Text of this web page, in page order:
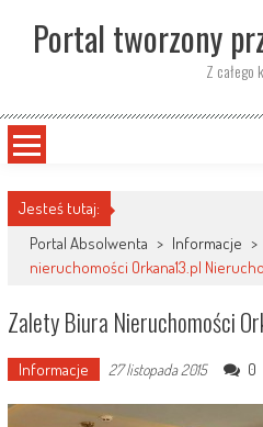
contentPortal tworzony
Z całego
Jesteś tutaj:
Portal Absolwenta > Informacje >
nieruchomości Orkana13.pl
Zalety Biura Nieruchomości
Informacje 27 listopada 2015 0